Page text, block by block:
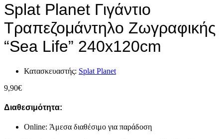
Splat Planet Γιγάντιο
Τραπεζομάντηλο Ζωγραφικής
“Sea Life” 240x120cm
Κατασκευαστής: Splat Planet
9,90€
Διαθεσιμότητα:
Online: Άμεσα διαθέσιμο για παράδοση